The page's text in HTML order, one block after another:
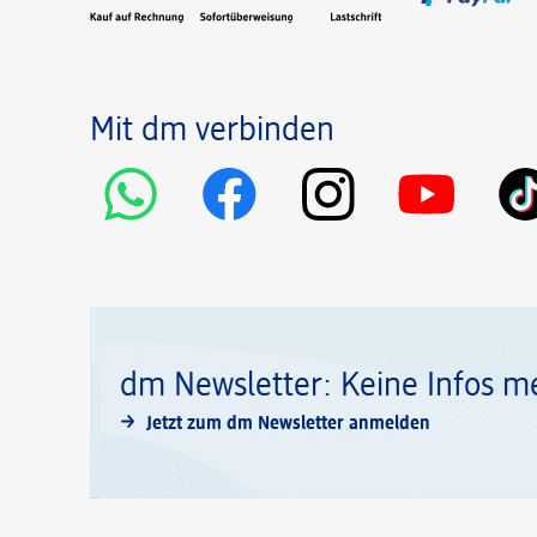
Mit dm verbinden
dm Newsletter: Keine Infos
Jetzt zum dm Newsletter anmelden